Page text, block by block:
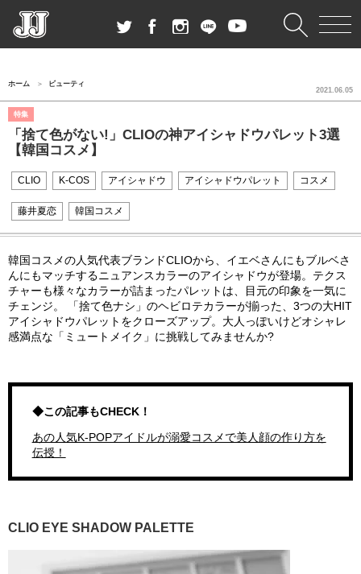
ホーム ビューティ
特集
「捨て色がない!」CLIOの神アイシャドウパレット3選
【韓国コスメ】
2021.06.05
CLIO K-COS アイシャドウ アイシャドウパレット コスメ
藤井夏恋 韓国コスメ
韓国コスメの人気代表ブランドCLIOから、イエベさんにもブルベさ
んにもマッチするニュアンスカラーのアイシャドウが登場。テクス
チャーも様々なカラーが詰まったパレットは、目元の印象を一気に
チェンジ。 「捨て色ナシ」のヘビロテカラーが揃った、3つの大HIT
アイシャドウパレットをクローズアップ。大人っぽいけどオシャレ
感満点な「ミュートメイク」に挑戦してみませんか?
◆この記事もCHECK！
あの人気K-POPアイドルが溺愛コスメで美人顔の作り方を
伝授！
CLIO EYE SHADOW PALETTE